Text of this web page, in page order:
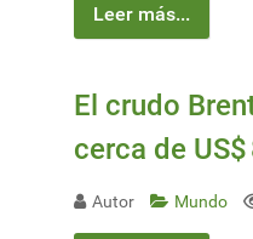
Leer más...
El crudo
cerca de US$
Autor Mundo